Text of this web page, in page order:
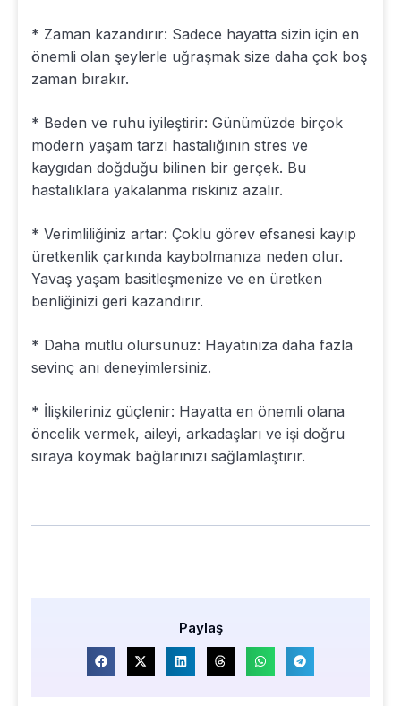
* Zaman kazandırır: Sadece hayatta sizin için en
önemli olan şeylerle uğraşmak size daha çok boş
zaman bırakır.
* Beden ve ruhu iyileştirir: Günümüzde birçok
modern yaşam tarzı hastalığının stres ve
kaygıdan doğduğu bilinen bir gerçek. Bu
hastalıklara yakalanma riskiniz azalır.
* Verimliliğiniz artar: Çoklu görev efsanesi kayıp
üretkenlik çarkında kaybolmanıza neden olur.
Yavaş yaşam basitleşmenize ve en üretken
benliğinizi geri kazandırır.
* Daha mutlu olursunuz: Hayatınıza daha fazla
sevinç anı deneyimlersiniz.
* İlişkileriniz güçlenir: Hayatta en önemli olana
öncelik vermek, aileyi, arkadaşları ve işi doğru
sıraya koymak bağlarınızı sağlamlaştırır.
Paylaş